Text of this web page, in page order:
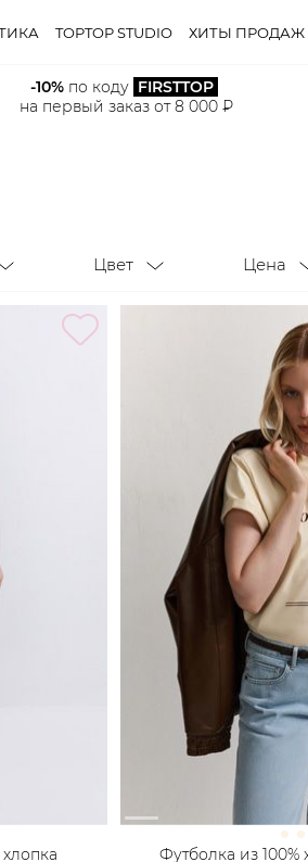
TOPTOP STUDIO ХИТЫ ПРОДАЖ
-10% по коду FIRSTTOP
на первый заказ от 8 000 ₽
Цвет Цена
Цвет
Футболка из 100%